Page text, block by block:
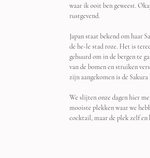
waar ik ooit ben geweest.
rustgevend.
Japan staat bekend om haar
de he-le stad roze. Het is
gehuurd om in de bergen te
van de bomen en struiken
zijn aangekomen is de
We slijten onze dagen hier
mooiste plekken waar we
cocktail, maar de plek zelf